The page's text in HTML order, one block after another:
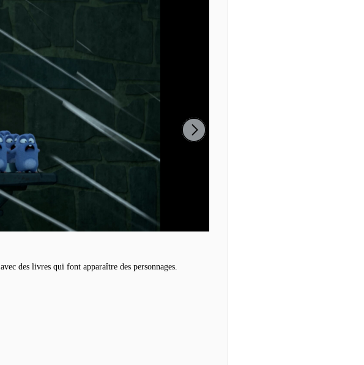
des livres qui font apparaître des personnages.